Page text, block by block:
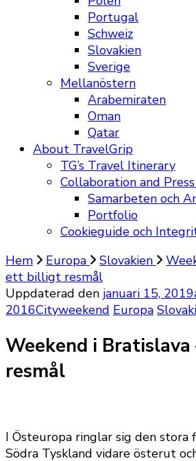
Portugal
Schweiz
Slovakien
Sverige
Mellanöstern
Arabemiraten
Oman
Qatar
About TravelGrip
TG’s Travel Itinerary
Collaboration and
Samarbeten och
Portfolio
Cookieguide och
Hem
Europa Slovakien
ett billigt resmål
Uppdaterad den januari 15, 2019
2016Cityweekend Europa
Weekend i
resmål
I Östeuropa ringlar sig den stora
Södra Tyskland vidare österut